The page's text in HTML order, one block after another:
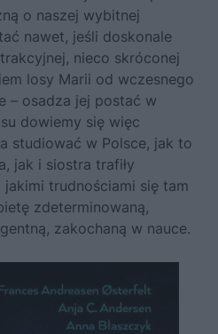
o naszej wybitnej
nawet, jeśli doskonale
nieco skróconej
losy Marii od wczesnego
– osadza jej postać w
dowiemy się więc
studiować w Polsce, jak to
jak i siostra trafiły
trudnościami się tam
zdeterminowaną,
zakochaną w nauce.